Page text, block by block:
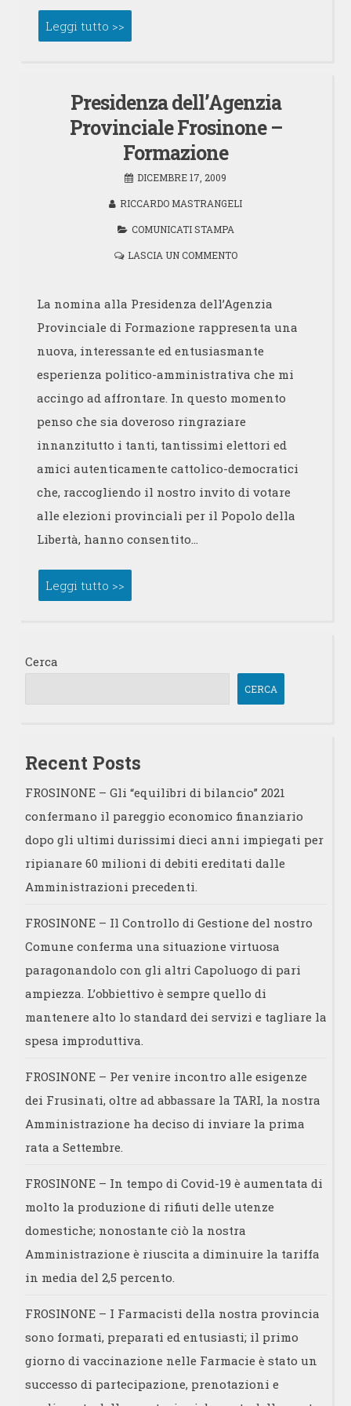
Leggi tutto >>
Presidenza dell’Agenzia
Provinciale Frosinone –
Formazione
DICEMBRE 17, 2009
RICCARDO MASTRANGELI
COMUNICATI STAMPA
LASCIA UN COMMENTO
La nomina alla Presidenza dell’Agenzia
Provinciale di Formazione rappresenta una
nuova, interessante ed entusiasmante
esperienza politico-amministrativa che mi
accingo ad affrontare. In questo momento
penso che sia doveroso ringraziare
innanzitutto i tanti, tantissimi elettori ed
amici autenticamente cattolico-democratici
che, raccogliendo il nostro invito di votare
alle elezioni provinciali per il Popolo della
Libertà, hanno consentito…
Leggi tutto >>
Cerca
CERCA
Recent Posts
FROSINONE – Gli “equilibri di bilancio” 2021
confermano il pareggio economico finanziario
dopo gli ultimi durissimi dieci anni impiegati per
ripianare 60 milioni di debiti ereditati dalle
Amministrazioni precedenti.
FROSINONE – Il Controllo di Gestione del nostro
Comune conferma una situazione virtuosa
paragonandolo con gli altri Capoluogo di pari
ampiezza. L’obbiettivo è sempre quello di
mantenere alto lo standard dei servizi e tagliare la
spesa improduttiva.
FROSINONE – Per venire incontro alle esigenze
dei Frusinati, oltre ad abbassare la TARI, la nostra
Amministrazione ha deciso di inviare la prima
rata a Settembre.
FROSINONE – In tempo di Covid-19 è aumentata di
molto la produzione di rifiuti delle utenze
domestiche; nonostante ciò la nostra
Amministrazione è riuscita a diminuire la tariffa
in media del 2,5 percento.
FROSINONE – I Farmacisti della nostra provincia
sono formati, preparati ed entusiasti; il primo
giorno di vaccinazione nelle Farmacie è stato un
successo di partecipazione, prenotazioni e